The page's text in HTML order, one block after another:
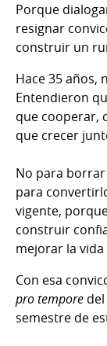
Porque
resignar
construir un
Hace 35 años,
Entendieron
que cooperar,
que crecer
No para
para
vigente,
construir
mejorar la
Con esa
pro tempore
semestre de